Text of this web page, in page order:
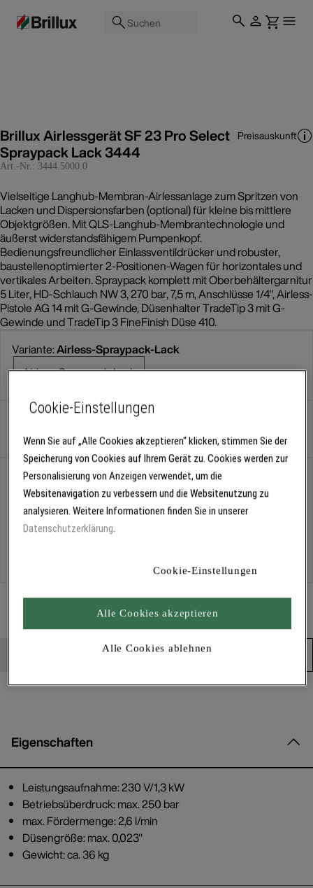
Suchen
Brillux Airlessgerät SF 23 Pro Select
Spraypack Lack 3444
Art.-Nr.: 3444.5000.0
Preisauskunft
Vielseitige Langhub-Membran-Airlessanlage zum Spritzen von
Lacken und Dispersionsfarben (optional) für kleine bis mittlere
Objektgrößen. Mit QLS-Langhub-Membrantechnologie und
äußerst widerstandsfähigem Pumpenkopf.
Bedienungsfreundlicher Einlassventildrücker und robuster,
baustellenoptimierter 2-Positionen-Wagen für horizontales und
vertikales Arbeiten. Spraypack komplett mit Oberbehältergarnitur
5 Liter, HD-Schlauch NW 3, 270 bar, 7,5 m, Anschlüsse 1/4", Airless-
Pistole AG 14 mit G-Gewinde, Düsenhalter TradeTip 3 mit G-
Gewinde und TradeTip 3 FineFinish Düse 410.
Variante:Airless-Spraypack-Lack
Airless-Spraypack-Lack
Abholung
Für Verfügbarkeiten bitteanmelden
anmelden
3444
Spritz- und Fördertechnik
Produkt in den Warenkorb
Eigenschaften
Leistungsaufnahme: 230 V/1,3 kW
Betriebsüberdruck: max. 250 bar
max. Fördermenge: 2,6 l/min
Düsengröße: max. 0,023"
Gewicht: ca. 36 kg
Cookie-Einstellungen
Wenn Sie auf „Alle Cookies akzeptieren“ klicken, stimmen Sie der
Speicherung von Cookies auf Ihrem Gerät zu. Cookies werden zur
Personalisierung von Anzeigen verwendet, um die
Websitenavigation zu verbessern und die Websitenutzung zu
analysieren. Weitere Informationen finden Sie in unserer
Datenschutzerklärung.
Cookie-Einstellungen
Alle Cookies ablehnen
Alle Cookies akzeptieren